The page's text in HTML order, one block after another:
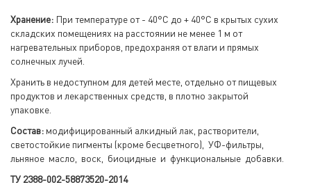
Хранение: При температуре от - 40°C до + 40°С в крытых сухих
складских помещениях на расстоянии не менее 1 м от
нагревательных приборов, предохраняя от влаги и прямых
солнечных лучей.
Хранить в недоступном для детей месте, отдельно от пищевых
продуктов и лекарственных средств, в плотно закрытой
упаковке.
Состав: модифицированный алкидный лак, растворители,
светостойкие пигменты (кроме бесцветного), УФ-фильтры,
льняное масло, воск, биоцидные и функциональные добавки.
ТУ 2388-002-58873520-2014